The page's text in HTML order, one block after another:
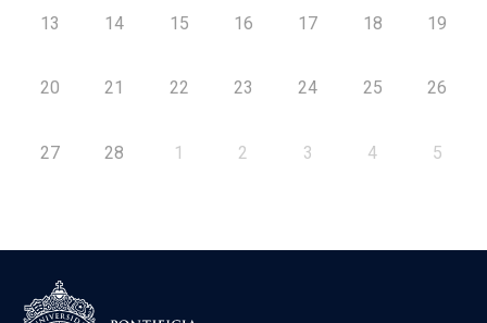
13 14 15 16 17 18 19
20 21 22 23 24 25 26
27 28 1 2 3 4 5